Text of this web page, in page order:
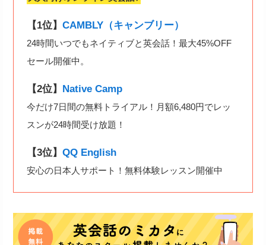
【1位】 CAMBLY（キャンブリー）
24時間いつでもネイティブと英会話！最大45%OFF
セール開催中。
【2位】 Native Camp
今だけ7日間の無料トライアル！月額6,480円でレッ
スンが24時間受け放題！
【3位】 QQ English
安心の日本人サポート！無料体験レッスン開催中